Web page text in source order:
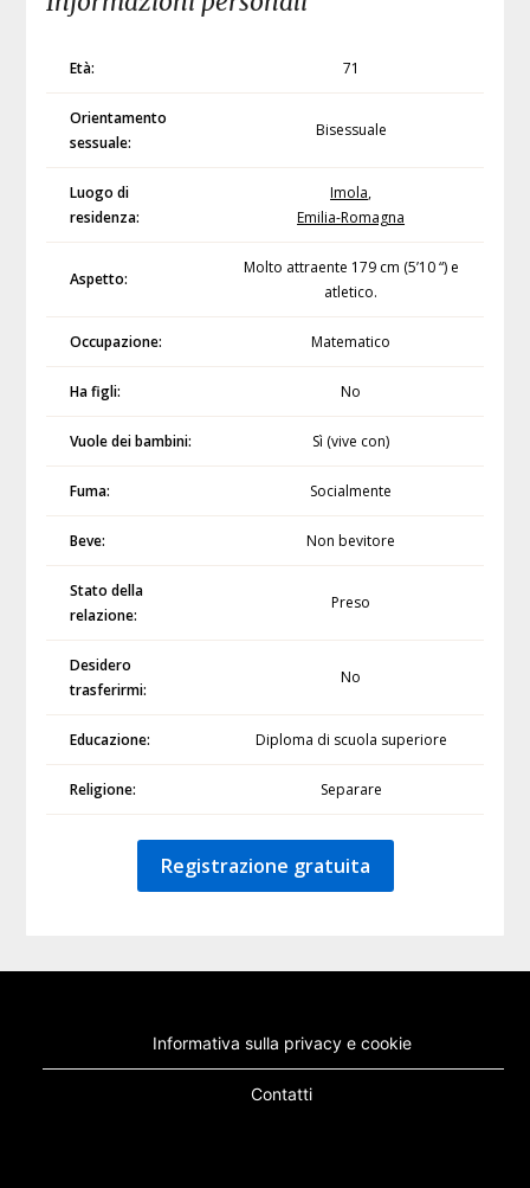
Età: 71
Orientamento
sessuale:
Bisessuale
Luogo di
residenza:
Imola,
Emilia-Romagna
Aspetto:
Molto attraente 179 cm (5’10 “) e
atletico.
Occupazione: Matematico
Ha figli: No
Vuole dei bambini: Sì (vive con)
Fuma: Socialmente
Beve: Non bevitore
Stato della
relazione:
Preso
Desidero
trasferirmi:
No
Educazione: Diploma di scuola superiore
Religione: Separare
Registrazione gratuita
Informativa sulla privacy e cookie
Contatti